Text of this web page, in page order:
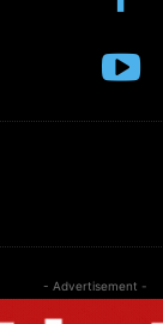
- Advertisement -